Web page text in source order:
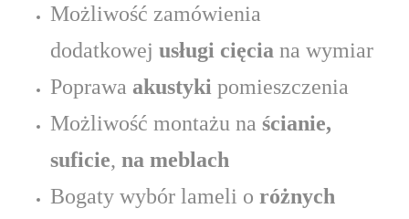
Możliwość zamówienia
dodatkowej usługi cięcia na wymiar
Poprawa akustyki pomieszczenia
Możliwość montażu na ścianie,
suficie, na meblach
Bogaty wybór lameli o różnych